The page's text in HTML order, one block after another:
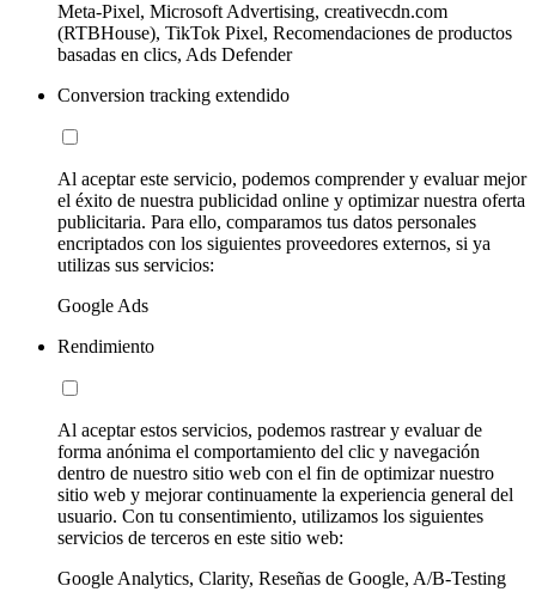
Meta-Pixel, Microsoft Advertising, creativecdn.com
(RTBHouse), TikTok Pixel, Recomendaciones de productos
basadas en clics, Ads Defender
Conversion tracking extendido
Al aceptar este servicio, podemos comprender y evaluar mejor
el éxito de nuestra publicidad online y optimizar nuestra oferta
publicitaria. Para ello, comparamos tus datos personales
encriptados con los siguientes proveedores externos, si ya
utilizas sus servicios:
Google Ads
Rendimiento
Al aceptar estos servicios, podemos rastrear y evaluar de
forma anónima el comportamiento del clic y navegación
dentro de nuestro sitio web con el fin de optimizar nuestro
sitio web y mejorar continuamente la experiencia general del
usuario. Con tu consentimiento, utilizamos los siguientes
servicios de terceros en este sitio web:
Google Analytics, Clarity, Reseñas de Google, A/B-Testing